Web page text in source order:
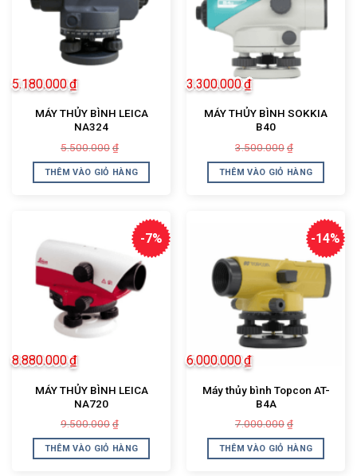
MÁY THỦY BÌNH LEICA
NA324
5.500.000 ₫
là:
5.500.000₫.
5.180.000₫
tại
là:
THÊM VÀO GIỎ HÀNG
MÁY THỦY BÌNH SOKKIA
B40
3.500.000 ₫
là:
3.500.000₫.
3.300.000₫
tại
là:
THÊM VÀO GIỎ HÀNG
-7%
MÁY THỦY BÌNH LEICA
NA720
9.500.000 ₫
là:
9.500.000₫.
8.880.000₫
tại
là:
THÊM VÀO GIỎ HÀNG
-14%
Máy thủy bình Topcon AT-
B4A
7.000.000 ₫
là:
7.000.000₫.
6.000.000₫
tại
là:
THÊM VÀO GIỎ HÀNG